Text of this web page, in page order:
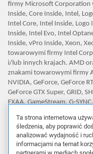
firmy Microsoft Corporation
Inside, Core Inside, Intel,
Intel Core, Intel Inside,
Inside, Intel Evo, Intel
Inside, vPro Inside, Xeon,
towarowymi firmy Intel
i/lub innych krajach. AMD
znakami towarowymi firmy
NVIDIA, GeForce, GeForce
GeForce GTX Super, GRID,
FXAA, GameStream, G-
ShadowPlay, SLI, TXAA,
Maxwell, Pascal i Turing są
zarejestrowanymi znakami
USA i innych krajach. Inne
towarowymi ich
Ta strona internetowa
śledzenia, aby poprawić
analizować wydajność i
informacjami na temat